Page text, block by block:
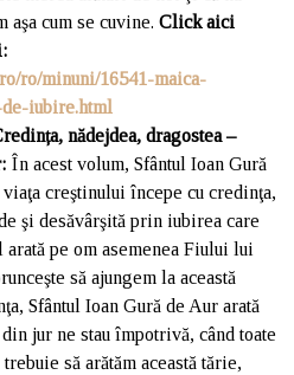
aşa cum se cuvine.Click aici
:
ro/minuni/16541-maica-
iubire.html
nădejdea, dragostea –
: În acest volum, Sfântul Ioan Gură
viaţa creştinului începe cu credinţa,
şi desăvârşită prin iubirea care
arată pe om asemenea Fiului lui
să ajungem la această
Sfântul Ioan Gură de Aur arată
jur ne stau împotrivă, când toate
să arătăm această tărie,